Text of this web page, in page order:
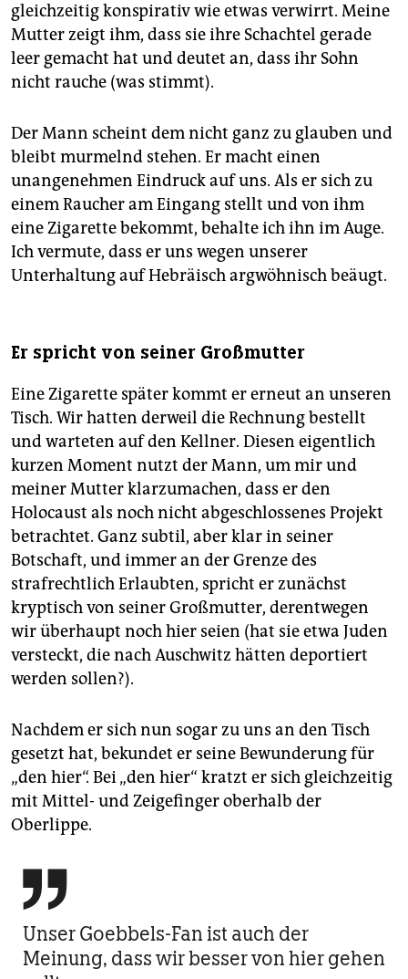
gleichzeitig konspirativ wie etwas verwirrt. Meine
Mutter zeigt ihm, dass sie ihre Schachtel gerade
leer gemacht hat und deutet an, dass ihr Sohn
nicht rauche (was stimmt).
Der Mann scheint dem nicht ganz zu glauben und
bleibt murmelnd stehen. Er macht einen
unangenehmen Eindruck auf uns. Als er sich zu
einem Raucher am Eingang stellt und von ihm
eine Zigarette bekommt, behalte ich ihn im Auge.
Ich vermute, dass er uns wegen unserer
Unterhaltung auf Hebräisch argwöhnisch beäugt.
Er spricht von seiner Großmutter
Eine Zigarette später kommt er erneut an unseren
Tisch. Wir hatten derweil die Rechnung bestellt
und warteten auf den Kellner. Diesen eigentlich
kurzen Moment nutzt der Mann, um mir und
meiner Mutter klarzumachen, dass er den
Holocaust als noch nicht abgeschlossenes Projekt
betrachtet. Ganz subtil, aber klar in seiner
Botschaft, und immer an der Grenze des
strafrechtlich Erlaubten, spricht er zunächst
kryptisch von seiner Großmutter, derentwegen
wir überhaupt noch hier seien (hat sie etwa Juden
versteckt, die nach Auschwitz hätten deportiert
werden sollen?).
Nachdem er sich nun sogar zu uns an den Tisch
gesetzt hat, bekundet er seine Bewunderung für
„den hier“. Bei „den hier“ kratzt er sich gleichzeitig
mit Mittel- und Zeigefinger oberhalb der
Oberlippe.

Unser Goebbels-Fan ist auch der
Meinung, dass wir besser von hier gehen